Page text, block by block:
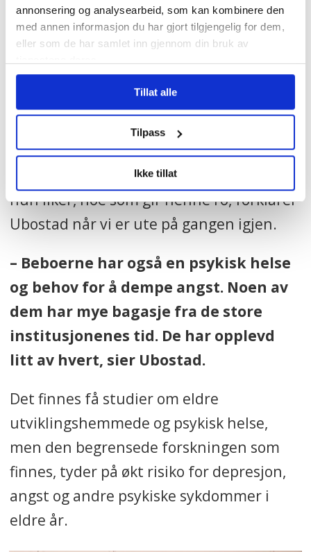
annonsering og analysearbeid, som kan kombinere den
med annen informasjon du har gjort tilgjengelig for dem,
eller som de har samlet inn gjennom din bruk av
Tillat alle
Tilpass
Ikke tillat
og en papirbit i en makuleringsmaskin
mens hun stiller spørsmål til vernepleier
Anne Siri Ubostad. Hun vil vite hvor den
ene og den andre er, om de ansatte skal
hjem etterpå, og hva med gjestene fra
Fontene, skal de også hjem seinere?
– Å rive og makulere blader er en aktivitet
hun liker, noe som gir henne ro, forklarer
Ubostad når vi er ute på gangen igjen.
– Beboerne har også en psykisk helse
og behov for å dempe angst. Noen av
dem har mye bagasje fra de store
institusjonenes tid. De har opplevd
litt av hvert, sier Ubostad.
Det finnes få studier om eldre
utviklingshemmede og psykisk helse,
men den begrensede forskningen som
finnes, tyder på økt risiko for depresjon,
angst og andre psykiske sykdommer i
eldre år.